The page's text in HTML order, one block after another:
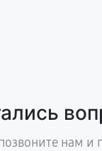
нам и